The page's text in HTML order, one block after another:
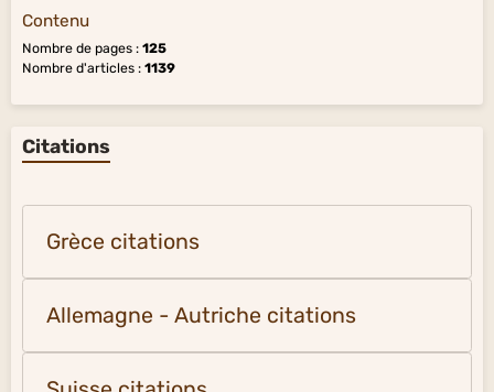
Contenu
Nombre de pages : 125
Nombre d'articles : 1139
Citations
Grèce citations
Allemagne - Autriche citations